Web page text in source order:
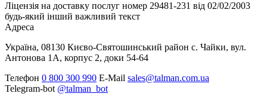
Ліцензія на доставку послуг номер 29481-231 від 02/02/2003
будь-який інший важливий текст
Адреса
Україна, 08130 Києво-Святошинський район с. Чайки, вул.
Антонова 1А, корпус 2, доки 54-64
Телефон 0 800 300 990 E-Mail sales@talman.com.ua
Telegram-bot @talman_bot